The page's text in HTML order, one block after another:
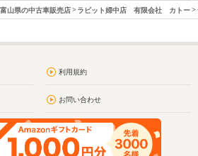
富山県の中古車販売店 ラビット婦中店 有限会社 カトー
利用規約
お問い合わせ